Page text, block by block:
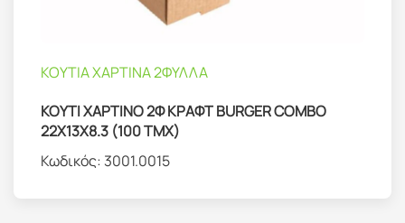
ΚΟΥΤΙΑ ΧΑΡΤΙΝΑ 2ΦΥΛΛΑ
ΚΟΥΤΙ ΧΑΡΤΙΝΟ 2Φ ΚΡΑΦΤ BURGER COMBO
22Χ13Χ8.3 (100 ΤΜΧ)
Κωδικός: 3001.0015